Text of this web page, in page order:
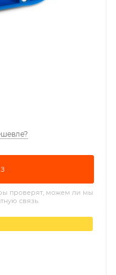
проверят, можем ли мы
связь.